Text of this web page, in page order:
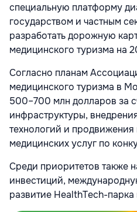
специальную платформу
государством и частным
разработать дорожную
медицинского туризма на
Согласно планам
медицинского туризма в
500–700 млн долларов за
инфраструктуры,
технологий и продвижения
медицинских услуг по
Среди приоритетов также
инвестиций,
развитие HealthTech-